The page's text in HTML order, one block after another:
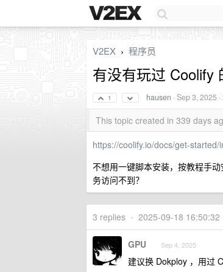
V2EX › 程序员
有没有玩过 Coolify
1 hausen ·Sep 3, 2025
This topic created in 339 days
https://coolify.io/docs/get-started/
不想用一键脚本安装，按教程手
务访问不到？
3 replies • 2025-09-18 16:50:32
GPU Sep 4, 2025
建议换 Dokploy ，用过